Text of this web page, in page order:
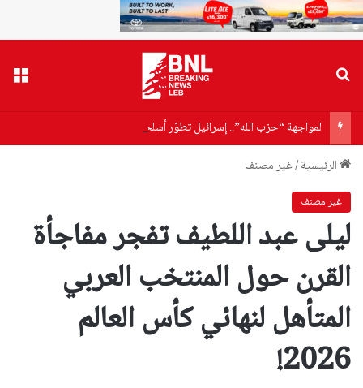
الرئيسية/غير مصنف
غير مصنف
ليلى عبد اللطيف تفجر مفاجأة
القرن حول المنتخب العربي
المتأهل لنهائي كأس العالم
2026!